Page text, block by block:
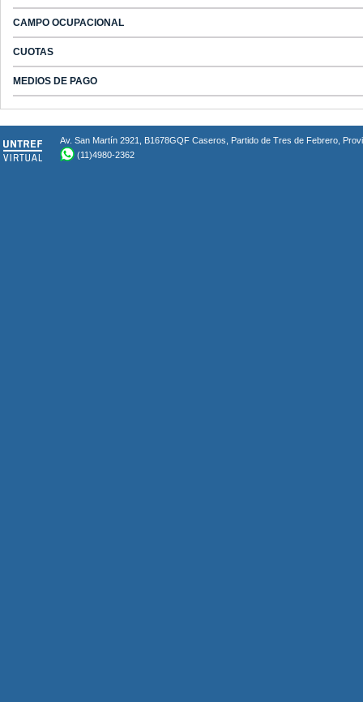
CAMPO OCUPACIONAL
CUOTAS
MEDIOS DE PAGO
Av. San Martín 2921, B1678GQF Caseros, Partido de Tres de Febrero,
(11)4980-2362